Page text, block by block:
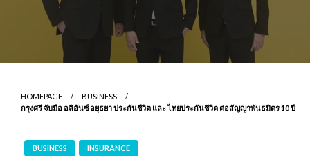
HOMEPAGE
BUSINESS
กรุงศรี จับมือ อลิอันซ์ อยุธยา ประกันชีวิต และ ไทยประกันชีวิต ต่อสัญญาพันธมิตร 10 ปี
BUSINESS INSURANCE